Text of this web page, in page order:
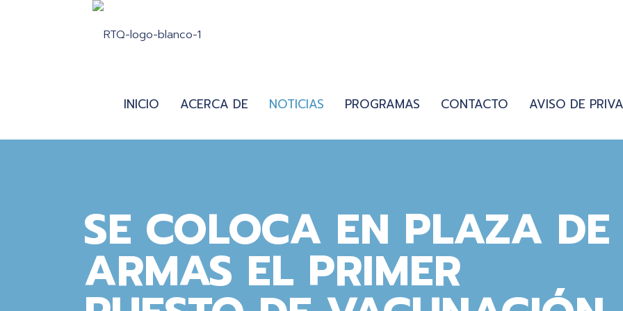
INICIO ACERCA DE NOTICIAS PROGRAMAS CONTACTO AVISO DE
SE COLOCA EN PLAZA DE
ARMAS EL PRIMER